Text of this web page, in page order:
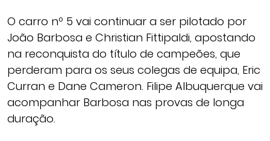
O carro nº 5 vai continuar a ser pilotado por
João Barbosa e Christian Fittipaldi, apostando
na reconquista do título de campeões, que
perderam para os seus colegas de equipa, Eric
Curran e Dane Cameron. Filipe Albuquerque vai
acompanhar Barbosa nas provas de longa
duração.